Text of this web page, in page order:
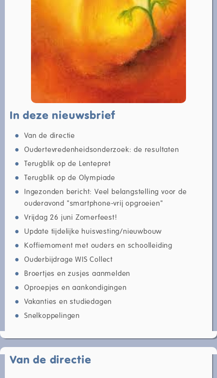
In deze nieuwsbrief
Van de directie
Oudertevredenheidsonderzoek: de resultaten
Terugblik op de Lentepret
Terugblik op de Olympiade
Ingezonden bericht: Veel belangstelling voor de
ouderavond "smartphone-vrij opgroeien"
Vrijdag 26 juni Zomerfeest!
Update tijdelijke huisvesting/nieuwbouw
Koffiemoment met ouders en schoolleiding
Ouderbijdrage WIS Collect
Broertjes en zusjes aanmelden
Oproepjes en aankondigingen
Vakanties en studiedagen
Snelkoppelingen
Van de directie